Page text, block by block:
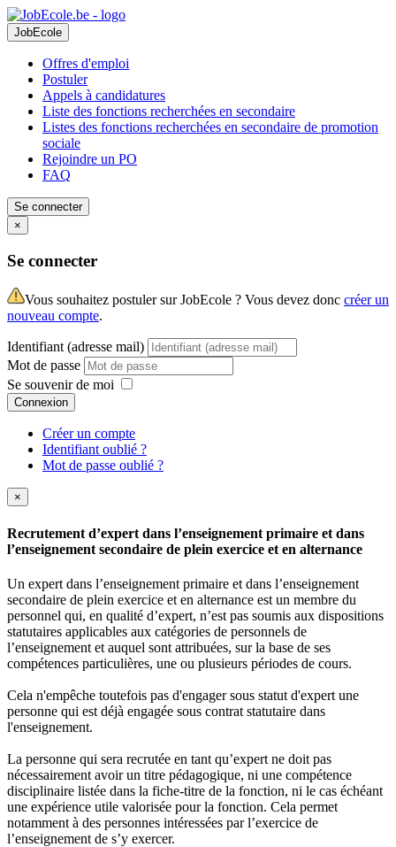
JobEcole
Offres d'emploi
Postuler
Appels à candidatures
Liste des fonctions recherchées en secondaire
Listes des fonctions recherchées en secondaire de promotion
sociale
Rejoindre un PO
FAQ
Se connecter
×
Se connecter
Vous souhaitez postuler sur JobEcole ? Vous devez donc créer un
nouveau compte.
Identifiant (adresse mail)
Mot de passe
Se souvenir de moi
Connexion
Créer un compte
Identifiant oublié ?
Mot de passe oublié ?
×
Recrutement d’expert dans l’enseignement primaire et dans
l’enseignement secondaire de plein exercice et en alternance
Un expert dans l’enseignement primaire et dans l’enseignement
secondaire de plein exercice et en alternance est un membre du
personnel qui, en qualité d’expert, n’est pas soumis aux dispositions
statutaires applicables aux catégories de personnels de
l’enseignement et auquel sont attribuées, sur la base de ses
compétences particulières, une ou plusieurs périodes de cours.
Cela n'empêche toutefois pas d'engager sous statut d'expert une
personne qui est déjà engagée sous contrat statutaire dans
l'enseignement.
La personne qui sera recrutée en tant qu’expert ne doit pas
nécessairement avoir un titre pédagogique, ni une compétence
disciplinaire listée dans la fiche-titre de la fonction, ni le cas échéant
une expérience utile valorisée pour la fonction. Cela permet
notamment à des personnes intéressées par l’exercice de
l’enseignement de s’y exercer.